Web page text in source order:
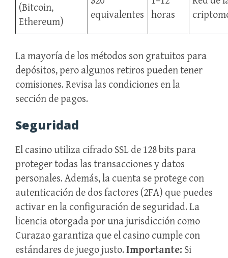
(Bitcoin,
Ethereum)
equivalentes
horas
La mayoría de los métodos son gratuitos para
depósitos, pero algunos retiros pueden tener
comisiones. Revisa las condiciones en la
sección de pagos.
Seguridad
El casino utiliza cifrado SSL de 128 bits para
proteger todas las transacciones y datos
personales. Además, la cuenta se protege con
autenticación de dos factores (2FA) que puedes
activar en la configuración de seguridad. La
licencia otorgada por una jurisdicción como
Curazao garantiza que el casino cumple con
estándares de juego justo. Importante: Si